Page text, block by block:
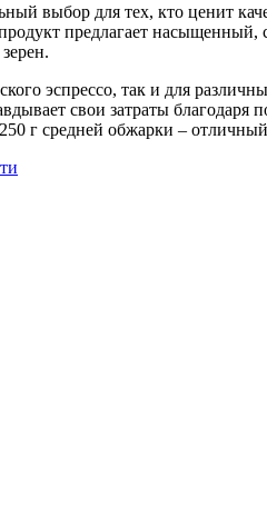
выбор для тех, кто ценит
предлагает
эспрессо, так и для
свои затраты
г средней обжарки –